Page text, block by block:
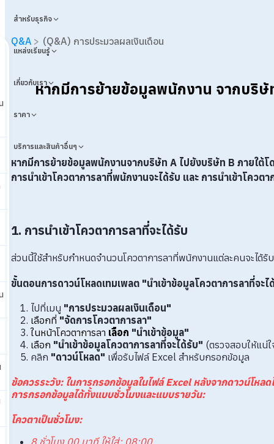
สำหรับธุรกิจ
แหล่งเรียนรู้
เกี่ยวกับเรา
ราคา
บริการและสินค้าอื่นๆ
Q&A > (Q&A) การประมวลผลเงินเดือน
หากมีการย้ายข้อมูลพนักงาน จากบริษั
หากมีการย้ายข้อมูลพนักงานจากบริษัท A ไปยังบริษัท B ภายใต้โ
การนำเข้าโควตาการลาที่พนักงานจะได้รับ และ การนำเข้าโควต
1. การนำเข้าโควตาการลาที่จะได้รับ
ส่วนนี้ใช้สำหรับกำหนดจำนวนโควตาการลาที่พนักงานแต่ละคนจะได้
ขั้นตอนการดาวน์โหลดเทมเพลต "นำเข้าข้อมูลโควตาการลาที่จะ
ไปที่เมนู "การประมวลผลเงินเดือน"
เลือกที่ "จัดการโควตาการลา"
ในหน้าโควตาการลา เลือก "นำเข้าข้อมูล"
เลือก "นำเข้าข้อมูลโควตาการลาที่จะได้รับ" (ตรวจสอบให้แน่ใ
คลิก "ดาวน์โหลด" เพื่อรับไฟล์ Excel สำหรับกรอกข้อมูล
ข้อควรระวัง: ในการกรอกข้อมูลในไฟล์ Excel หลังจากดาวน์โห
การกรอกข้อมูลได้ทั้งแบบชั่วโมงและแบบรายวัน:
โควตาเป็นชั่วโมง: